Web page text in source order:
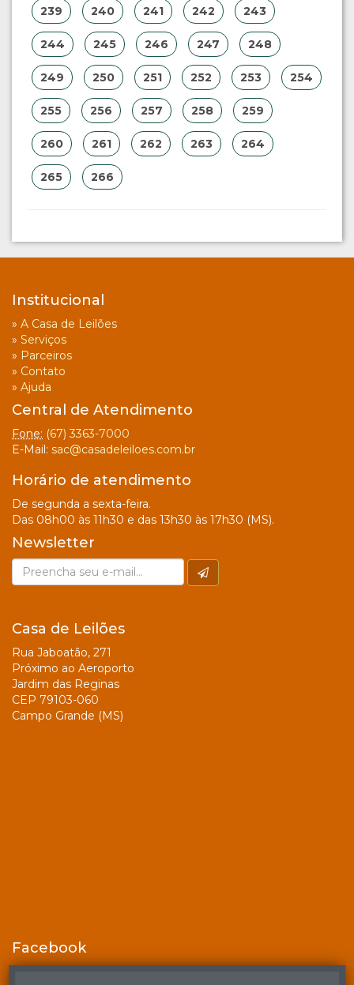
239 240 241 242 243
244 245 246 247 248
249 250 251 252 253 254
255 256 257 258 259
260 261 262 263 264
265 266
Institucional
» A Casa de Leilões
» Serviços
» Parceiros
» Contato
» Ajuda
Central de Atendimento
Fone: (67) 3363-7000
E-Mail: sac@casadeleiloes.com.br
Horário de atendimento
De segunda a sexta-feira.
Das 08h00 às 11h30 e das 13h30 às 17h30 (MS).
Newsletter
Casa de Leilões
Rua Jaboatão, 271
Próximo ao Aeroporto
Jardim das Reginas
CEP 79103-060
Campo Grande (MS)
Facebook